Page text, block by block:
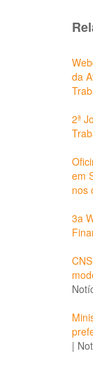
da
2ª
em
nos
3a
|